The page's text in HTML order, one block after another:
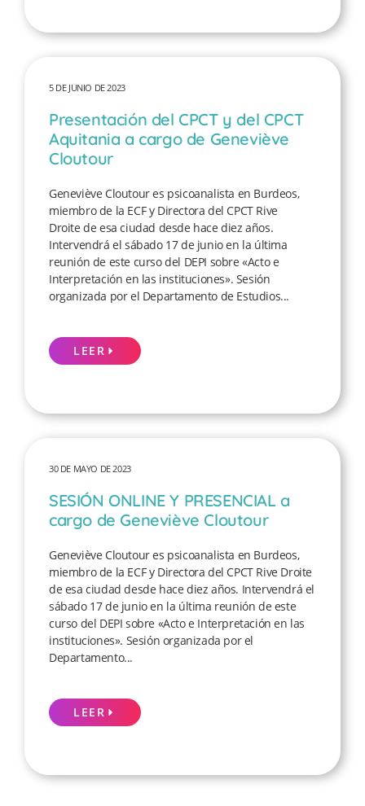
5 DE JUNIO DE 2023
Presentación del CPCT y del CPCT
Aquitania a cargo de Geneviève
Cloutour
Geneviève Cloutour es psicoanalista en Burdeos,
miembro de la ECF y Directora del CPCT Rive
Droite de esa ciudad desde hace diez años.
Intervendrá el sábado 17 de junio en la última
reunión de este curso del DEPI sobre «Acto e
Interpretación en las instituciones». Sesión
organizada por el Departamento de Estudios...
LEER
30 DE MAYO DE 2023
SESIÓN ONLINE Y PRESENCIAL a
cargo de Geneviève Cloutour
Geneviève Cloutour es psicoanalista en Burdeos,
miembro de la ECF y Directora del CPCT Rive Droite
de esa ciudad desde hace diez años. Intervendrá el
sábado 17 de junio en la última reunión de este
curso del DEPI sobre «Acto e Interpretación en las
instituciones». Sesión organizada por el
Departamento...
LEER